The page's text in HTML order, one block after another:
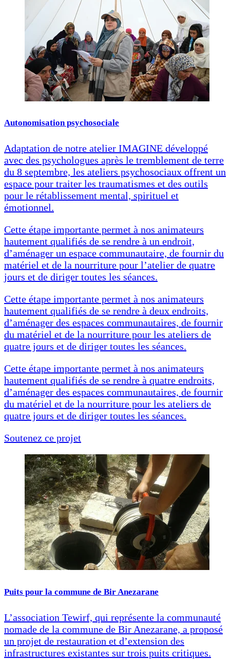
Autonomisation psychosociale
Adaptation de notre atelier IMAGINE développé
avec des psychologues après le tremblement de terre
du 8 septembre, les ateliers psychosociaux offrent un
espace pour traiter les traumatismes et des outils
pour le rétablissement mental, spirituel et
émotionnel.
Cette étape importante permet à nos animateurs
hautement qualifiés de se rendre à un endroit,
d’aménager un espace communautaire, de fournir du
matériel et de la nourriture pour l’atelier de quatre
jours et de diriger toutes les séances.
Cette étape importante permet à nos animateurs
hautement qualifiés de se rendre à deux endroits,
d’aménager des espaces communautaires, de fournir
du matériel et de la nourriture pour les ateliers de
quatre jours et de diriger toutes les séances.
Cette étape importante permet à nos animateurs
hautement qualifiés de se rendre à quatre endroits,
d’aménager des espaces communautaires, de fournir
du matériel et de la nourriture pour les ateliers de
quatre jours et de diriger toutes les séances.
Soutenez ce projet
Puits pour la commune de Bir Anezarane
L’association Tewirf, qui représente la communauté
nomade de la commune de Bir Anezarane, a proposé
un projet de restauration et d’extension des
infrastructures existantes sur trois puits critiques.